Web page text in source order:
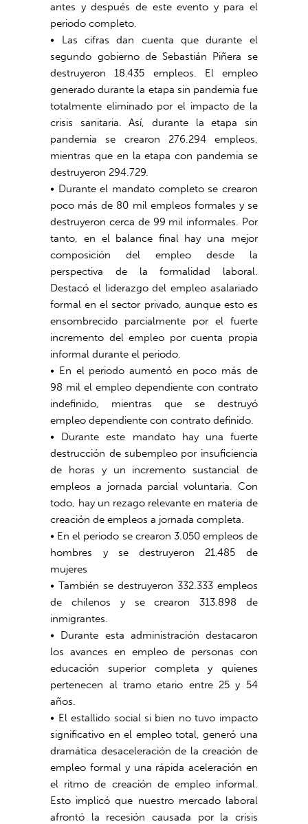
antes y después de este evento y para el
periodo completo.
• Las cifras dan cuenta que durante el
segundo gobierno de Sebastián Piñera se
destruyeron 18.435 empleos. El empleo
generado durante la etapa sin pandemia fue
totalmente eliminado por el impacto de la
crisis sanitaria. Así, durante la etapa sin
pandemia se crearon 276.294 empleos,
mientras que en la etapa con pandemia se
destruyeron 294.729.
• Durante el mandato completo se crearon
poco más de 80 mil empleos formales y se
destruyeron cerca de 99 mil informales. Por
tanto, en el balance final hay una mejor
composición del empleo desde la
perspectiva de la formalidad laboral.
Destacó el liderazgo del empleo asalariado
formal en el sector privado, aunque esto es
ensombrecido parcialmente por el fuerte
incremento del empleo por cuenta propia
informal durante el periodo.
• En el periodo aumentó en poco más de
98 mil el empleo dependiente con contrato
indefinido, mientras que se destruyó
empleo dependiente con contrato definido.
• Durante este mandato hay una fuerte
destrucción de subempleo por insuficiencia
de horas y un incremento sustancial de
empleos a jornada parcial voluntaria. Con
todo, hay un rezago relevante en materia de
creación de empleos a jornada completa.
• En el periodo se crearon 3.050 empleos de
hombres y se destruyeron 21.485 de
mujeres
• También se destruyeron 332.333 empleos
de chilenos y se crearon 313.898 de
inmigrantes.
• Durante esta administración destacaron
los avances en empleo de personas con
educación superior completa y quienes
pertenecen al tramo etario entre 25 y 54
años.
• El estallido social si bien no tuvo impacto
significativo en el empleo total, generó una
dramática desaceleración de la creación de
empleo formal y una rápida aceleración en
el ritmo de creación de empleo informal.
Esto implicó que nuestro mercado laboral
afrontó la recesión causada por la crisis